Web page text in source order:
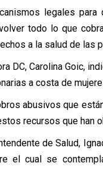
legales
todo lo que
a la salud de las
DC, Carolina Goic,
a costa de
abusivos que
recursos que han
de Salud,
el cual se